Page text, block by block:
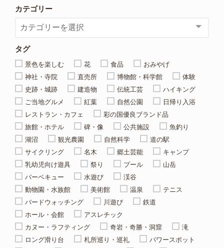
カテゴリー
タグ
景色を楽しむ 花 食品
おみやげ
神社・寺院
直売所 博物館・科学館
体験
史跡・城跡
建造物 伝統工芸
ハイキング
ご当地グルメ
紅葉 自然公園
日帰り入浴
レストラン・カフェ
彩の国優良ブランド品
旅館・ホテル
碑・像 公共施設
魚釣り
湖沼
観光農園 自然科学
道の駅
サイクリング
名木 郷土芸能
キャンプ
乳幼児向け遊具
祭り プール
山岳
バーベキュー
水遊び
渓谷
動物園・水族館
美術館 温泉
テニス
バードウォッチング
川遊び
鉄道
ホール・会館
アスレチック
カヌー・ラフティング
奇岩・奇勝・洞窟
滝
ロング滑り台
札所巡り・巡礼
パワースポット